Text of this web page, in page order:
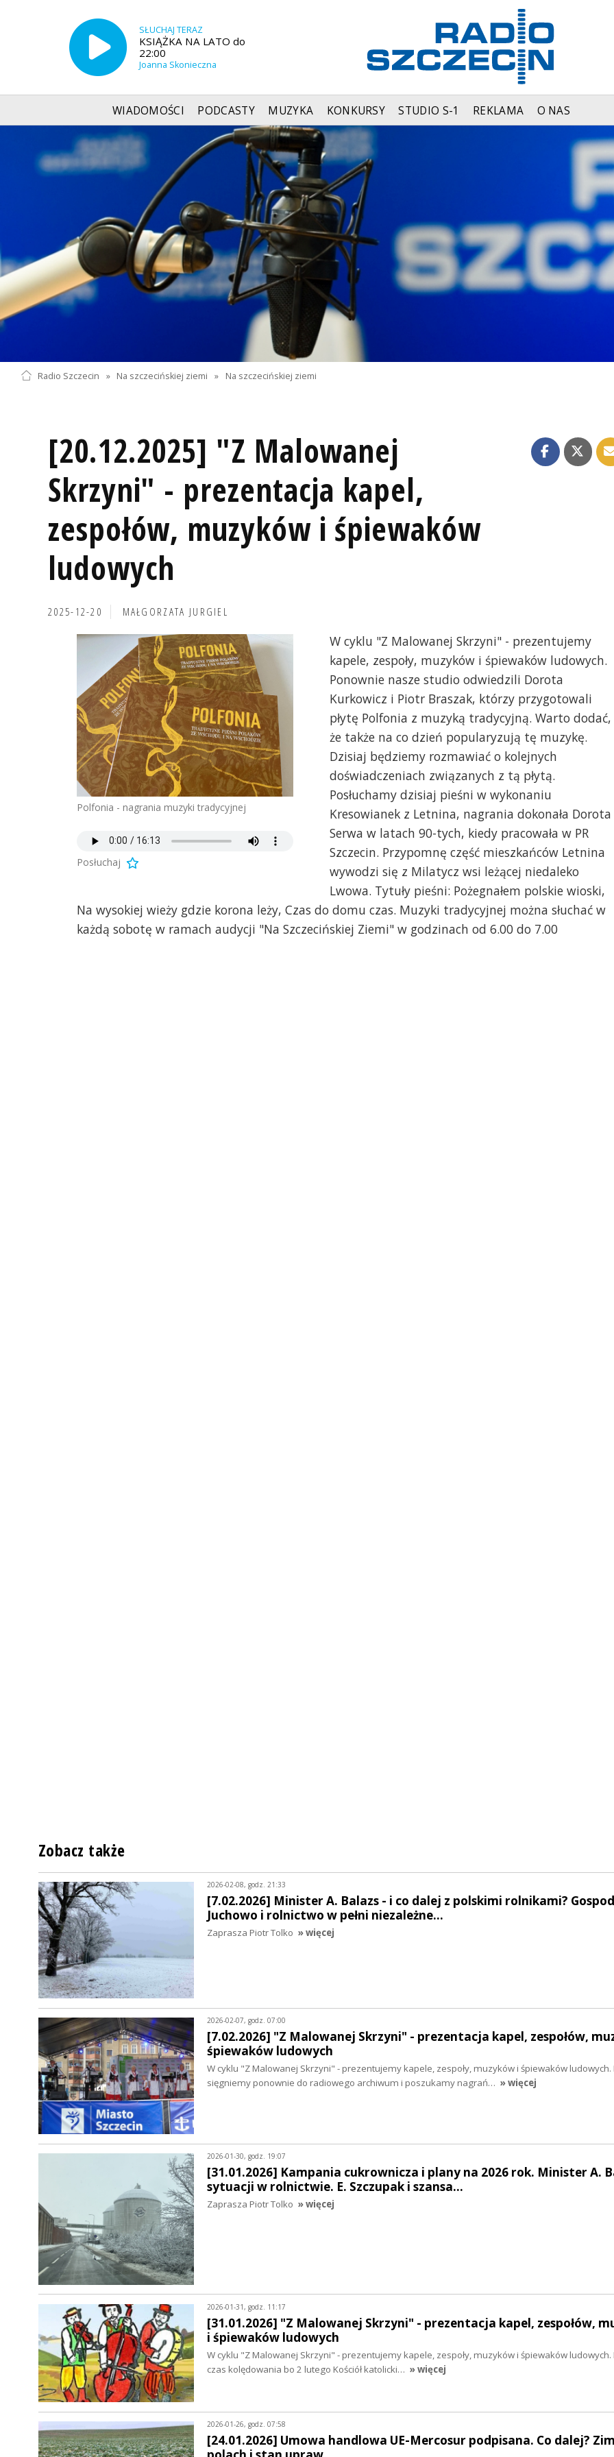
SŁUCHAJ TERAZ
KSIĄŻKA NA LATO do
22:00
Joanna Skonieczna
WIADOMOŚCI PODCASTY MUZYKA KONKURSY STUDIO S-1 REKLAMA O NAS
Radio Szczecin » Na szczecińskiej ziemi » Na szczecińskiej ziemi
[20.12.2025] "Z Malowanej
Skrzyni" - prezentacja kapel,
zespołów, muzyków i śpiewaków
ludowych
2025-12-20 MAŁGORZATA JURGIEL
Polfonia - nagrania muzyki tradycyjnej
Posłuchaj
W cyklu "Z Malowanej Skrzyni" - prezentujemy
kapele, zespoły, muzyków i śpiewaków ludowych.
Ponownie nasze studio odwiedzili Dorota
Kurkowicz i Piotr Braszak, którzy przygotowali
płytę Polfonia z muzyką tradycyjną. Warto dodać,
że także na co dzień popularyzują tę muzykę.
Dzisiaj będziemy rozmawiać o kolejnych
doświadczeniach związanych z tą płytą.
Posłuchamy dzisiaj pieśni w wykonaniu
Kresowianek z Letnina, nagrania dokonała Dorota
Serwa w latach 90-tych, kiedy pracowała w PR
Szczecin. Przypomnę część mieszkańców Letnina
wywodzi się z Milatycz wsi leżącej niedaleko
Lwowa. Tytuły pieśni: Pożegnałem polskie wioski,
Na wysokiej wieży gdzie korona leży, Czas do domu czas. Muzyki tradycyjnej można słuchać w
każdą sobotę w ramach audycji "Na Szczecińskiej Ziemi" w godzinach od 6.00 do 7.00
Zobacz także
2026-02-08, godz. 21:33
[7.02.2026] Minister A. Balazs - i co dalej z polskimi rolnikami?
Juchowo i rolnictwo w pełni niezależne…
Zaprasza Piotr Tolko » więcej
2026-02-07, godz. 07:00
[7.02.2026] "Z Malowanej Skrzyni" - prezentacja kapel, zespołów,
śpiewaków ludowych
W cyklu "Z Malowanej Skrzyni" - prezentujemy kapele, zespoły, muzyków i śpiewaków ludowych.
sięgniemy ponownie do radiowego archiwum i poszukamy nagrań… » więcej
2026-01-30, godz. 19:07
[31.01.2026] Kampania cukrownicza i plany na 2026 rok. Minister A.
sytuacji w rolnictwie. E. Szczupak i szansa…
Zaprasza Piotr Tolko » więcej
2026-01-31, godz. 11:17
[31.01.2026] "Z Malowanej Skrzyni" - prezentacja kapel, zespołów,
i śpiewaków ludowych
W cyklu "Z Malowanej Skrzyni" - prezentujemy kapele, zespoły, muzyków i śpiewaków ludowych.
czas kolędowania bo 2 lutego Kościół katolicki… » więcej
2026-01-26, godz. 07:58
[24.01.2026] Umowa handlowa UE-Mercosur podpisana. Co dalej?